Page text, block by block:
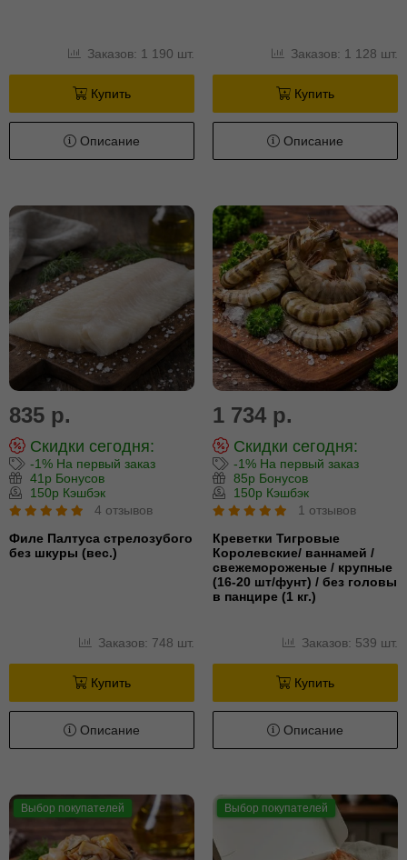
Заказов: 1 190 шт.
Купить
Описание
Заказов: 1 128 шт.
Купить
Описание
835 р.
Скидки сегодня:
-1% На первый заказ
41р Бонусов
150р Кэшбэк
4 отзывов
Филе Палтуса стрелозубого
без шкуры (вес.)
Заказов: 748 шт.
Купить
Описание
1 734 р.
Скидки сегодня:
-1% На первый заказ
85р Бонусов
150р Кэшбэк
1 отзывов
Креветки Тигровые
Королевские/ ваннамей /
свежемороженые / крупные
(16-20 шт/фунт) / без головы
в панцире (1 кг.)
Заказов: 539 шт.
Купить
Описание
Выбор покупателей Выбор покупателей